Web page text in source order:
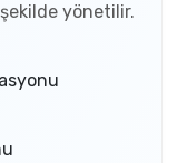
yönetilir.